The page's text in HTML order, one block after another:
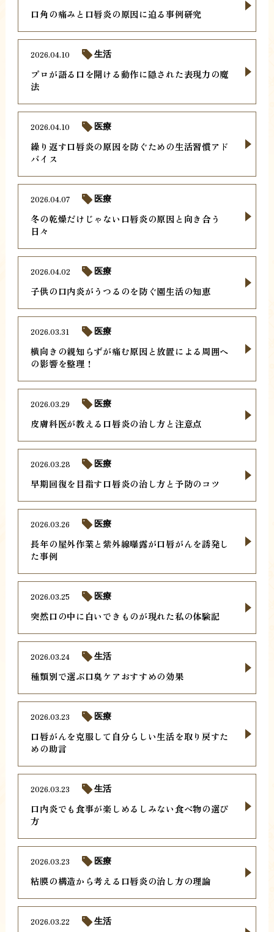
口角の痛みと口唇炎の原因に迫る事例研究
プロが語る口を開ける動作に隠された表現力の魔
法
2026.04.10 生活
繰り返す口唇炎の原因を防ぐための生活習慣アド
バイス
2026.04.10 医療
冬の乾燥だけじゃない口唇炎の原因と向き合う
日々
2026.04.07 医療
子供の口内炎がうつるのを防ぐ園生活の知恵
2026.04.02 医療
横向きの親知らずが痛む原因と放置による周囲へ
の影響を整理！
2026.03.31 医療
皮膚科医が教える口唇炎の治し方と注意点
2026.03.29 医療
早期回復を目指す口唇炎の治し方と予防のコツ
2026.03.28 医療
長年の屋外作業と紫外線曝露が口唇がんを誘発し
た事例
2026.03.26 医療
突然口の中に白いできものが現れた私の体験記
2026.03.25 医療
種類別で選ぶ口臭ケアおすすめの効果
2026.03.24 生活
口唇がんを克服して自分らしい生活を取り戻すた
めの助言
2026.03.23 医療
口内炎でも食事が楽しめるしみない食べ物の選び
方
2026.03.23 生活
粘膜の構造から考える口唇炎の治し方の理論
2026.03.23 医療
2026.03.22 生活